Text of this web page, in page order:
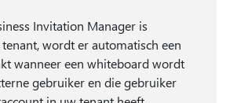
Invitation Manager is
wordt er automatisch een
wanneer een whiteboard wordt
gebruiker en die gebruiker